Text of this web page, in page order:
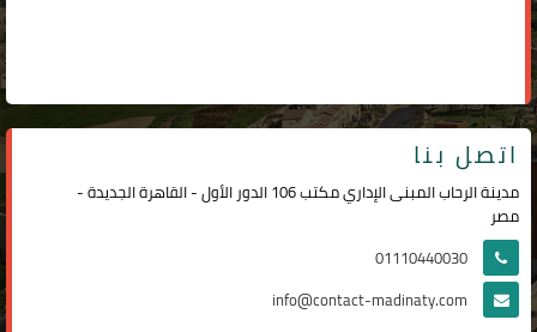
اتصل بنا
مدينة الرحاب المبنى الإداري مكتب 106 الدور الأول - القاهرة الجديدة -
مصر
01110440030
info@contact-madinaty.com